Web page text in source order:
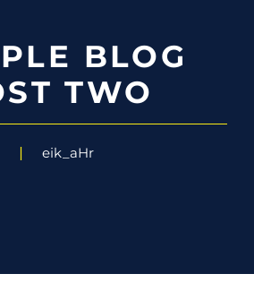
BLOG
TWO
eik_aHr